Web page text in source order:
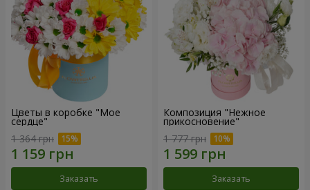
Цветы в коробке "Мое
сердце"
1 364 грн
Заказать
Композиция "Нежное
прикосновение"
1 777 грн
Заказать